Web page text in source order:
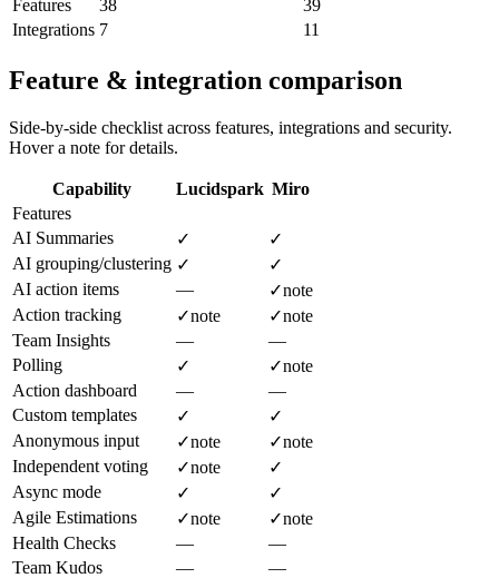
Features
38
39
Integrations 7 11
Feature & integration comparison
Side-by-side checklist across features, integrations and security.
Hover a note for details.
Capability Lucidspark Miro
Features
AI Summaries
✓
✓
AI grouping/clustering ✓
✓
AI action items
— ✓note
Action tracking
✓note ✓note
Team Insights
—
—
Polling
✓ ✓note
Action dashboard
—
—
Custom templates
✓
✓
Anonymous input
✓note ✓note
Independent voting
✓note
✓
Async mode
✓
✓
Agile Estimations
✓note ✓note
Health Checks
—
—
Team Kudos
— —